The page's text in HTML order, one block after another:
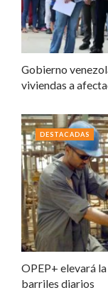
Gobierno
viviendas a
OPEP+ elevará
barriles diarios
DESTACADAS